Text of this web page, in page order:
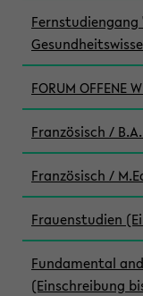
FORUM OFFENE
Französisch /
Französisch /
Frauenstudien
Fundamental
(Einschreibung